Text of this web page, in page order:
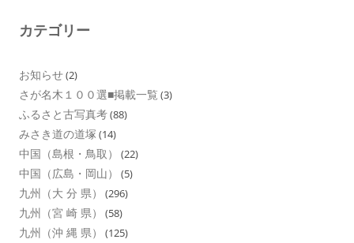
カテゴリー
お知らせ(2)
さが名木１００選■掲載一覧 (3)
ふるさと古写真考(88)
みさき道の道塚 (14)
中国（島根・鳥取） (22)
中国（広島・岡山） (5)
九州（大 分 県） (296)
九州（宮 崎 県） (58)
九州（沖 縄 県） (125)